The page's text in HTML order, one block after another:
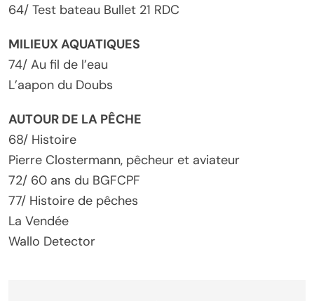
64/ Test bateau Bullet 21 RDC
MILIEUX AQUATIQUES
74/ Au fil de l’eau
L’aapon du Doubs
AUTOUR DE LA PÊCHE
68/ Histoire
Pierre Clostermann, pêcheur et aviateur
72/ 60 ans du BGFCPF
77/ Histoire de pêches
La Vendée
Wallo Detector